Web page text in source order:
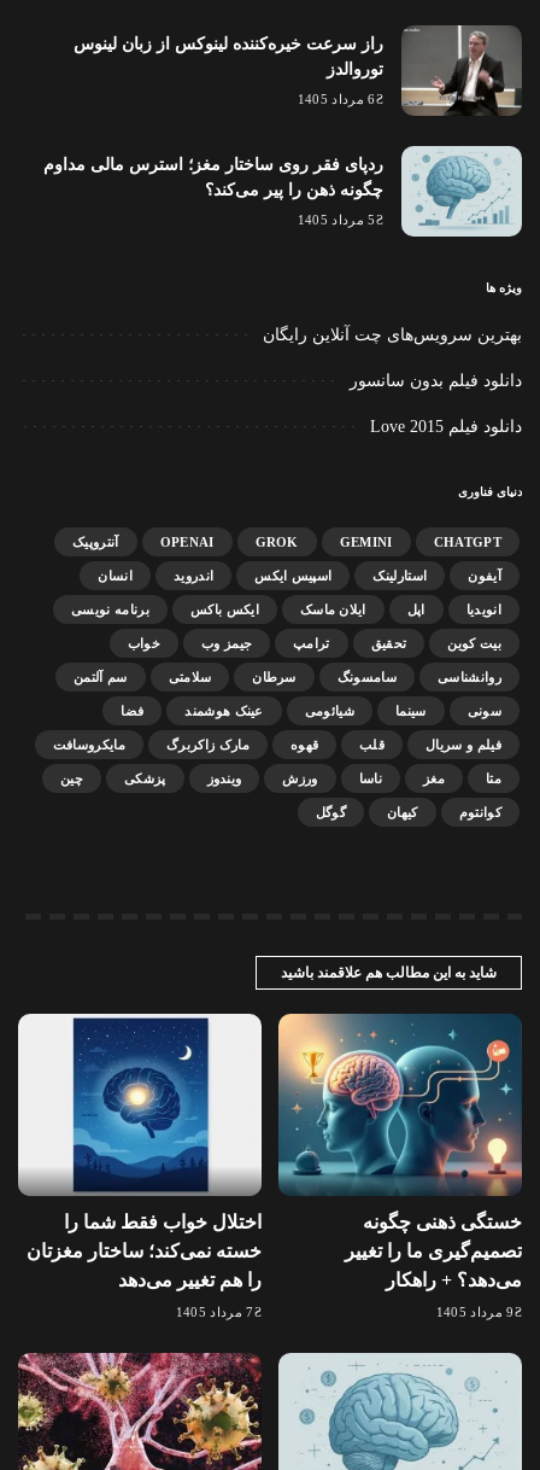
راز سرعت خیره‌کننده لینوکس از زبان لینوس
توروالدز
6 مرداد 1405
ردپای فقر روی ساختار مغز؛ استرس مالی مداوم
چگونه ذهن را پیر می‌کند؟
5 مرداد 1405
ویژه ها
بهترین سرویس‌های چت آنلاین رایگان
دانلود فیلم بدون سانسور
دانلود فیلم Love 2015
دنیای فناوری
CHATGPT
GEMINI
GROK
OPENAI آنتروپیک
آیفون استارلینک اسپیس ایکس اندروید انسان
انویدیا اپل ایلان ماسک ایکس باکس برنامه نویسی
بیت کوین تحقیق ترامپ جیمز وب خواب
روانشناسی سامسونگ سرطان سلامتی سم آلتمن
سونی سینما شیائومی عینک هوشمند فضا
فیلم و سریال قلب قهوه مارک زاکربرگ مایکروسافت
متا مغز ناسا ورزش ویندوز پزشکی چین
کوانتوم کیهان گوگل
شاید به این مطالب هم علاقمند باشید
خستگی ذهنی چگونه
تصمیم‌گیری ما را تغییر
می‌دهد؟ + راهکار
9 مرداد 1405
اختلال خواب فقط شما را
خسته نمی‌کند؛ ساختار مغزتان
را هم تغییر می‌دهد
7 مرداد 1405